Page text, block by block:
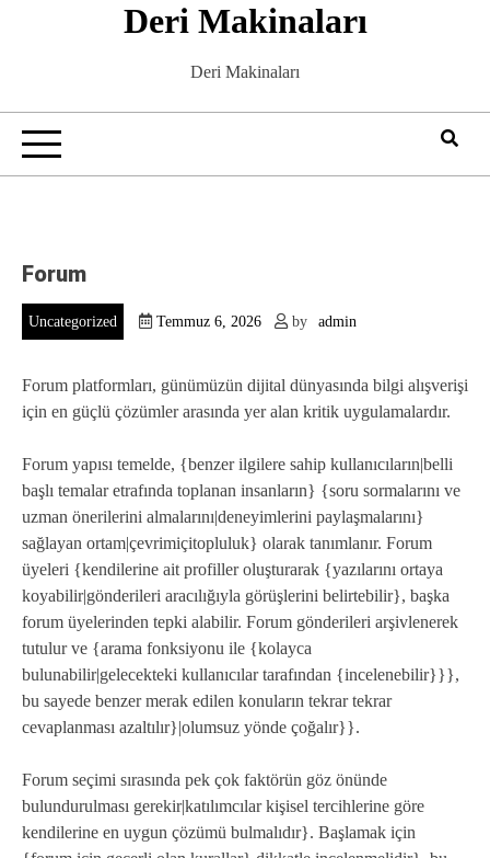
Deri Makinaları
Deri Makinaları
Forum
Uncategorized Temmuz 6, 2026 by admin
Forum platformları, günümüzün dijital dünyasında bilgi alışverişi
için en güçlü çözümler arasında yer alan kritik uygulamalardır.
Forum yapısı temelde, {benzer ilgilere sahip kullanıcıların|belli
başlı temalar etrafında toplanan insanların} {soru sormalarını ve
uzman önerilerini almalarını|deneyimlerini paylaşmalarını}
sağlayan ortam|çevrimiçitopluluk} olarak tanımlanır. Forum
üyeleri {kendilerine ait profiller oluşturarak {yazılarını ortaya
koyabilir|gönderileri aracılığıyla görüşlerini belirtebilir}, başka
forum üyelerinden tepki alabilir. Forum gönderileri arşivlenerek
tutulur ve {arama fonksiyonu ile {kolayca
bulunabilir|gelecekteki kullanıcılar tarafından {incelenebilir}}},
bu sayede benzer merak edilen konuların tekrar tekrar
cevaplanması azaltılır}|olumsuz yönde çoğalır}}.
Forum seçimi sırasında pek çok faktörün göz önünde
bulundurulması gerekir|katılımcılar kişisel tercihlerine göre
kendilerine en uygun çözümü bulmalıdır}. Başlamak için